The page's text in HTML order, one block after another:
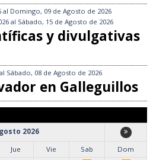
al Domingo, 09 de Agosto de 2026
al Sábado, 15 de Agosto de 2026
y divulgativas
al Sábado, 08 de Agosto de 2026
en Galleguillos
2026
Jue Vie Sab
Dom